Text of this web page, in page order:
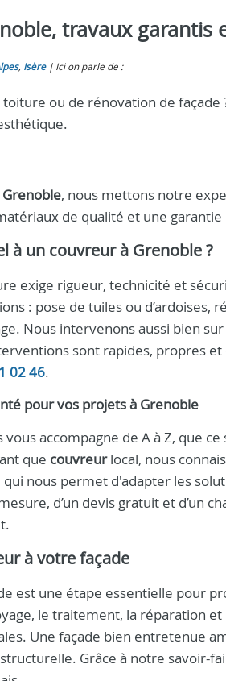
travaux garantis
, Isère Ici on parle de :
ou de rénovation de
, nous mettons notre
de qualité et une garantie
à un couvreur à Grenoble?
exige rigueur, technicité et
: pose de tuiles ou
Nous intervenons aussi bien
sont rapides, propres
02 46.
pour vos projets à Grenoble
vous accompagne de A à Z, que
que couvreurlocal, nous
qui nous permet d'adapter les
d’un devis gratuit et d’un
à votre façade
est une étape essentielle pour
le traitement, la réparation
Une façade bien entretenue
Grâce à notre savoir-